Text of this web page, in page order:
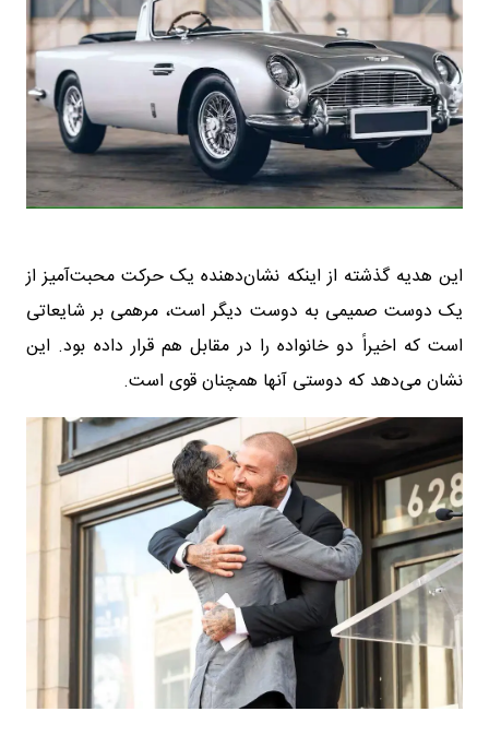
این هدیه گذشته از اینکه نشان‌دهنده یک حرکت محبت‌آمیز از
یک دوست صمیمی به دوست دیگر است، مرهمی بر شایعاتی
است که اخیراً دو خانواده را در مقابل هم قرار داده بود. این
نشان می‌دهد که دوستی آنها همچنان قوی است.